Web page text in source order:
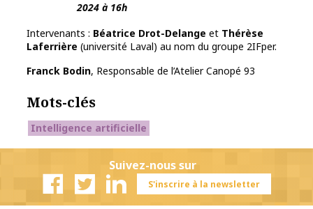
2024 à 16h
Intervenants : Béatrice Drot-Delange et Thérèse
Laferrière (université Laval) au nom du groupe 2IFper.
Franck Bodin, Responsable de l’Atelier Canopé 93
Mots-clés
Intelligence artificielle
Suivez-nous sur
S'inscrire à la newsletter